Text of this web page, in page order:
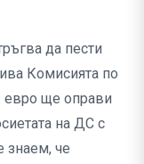
да пести
Комисията по
евро ще оправи
на ДС с
знаем, че